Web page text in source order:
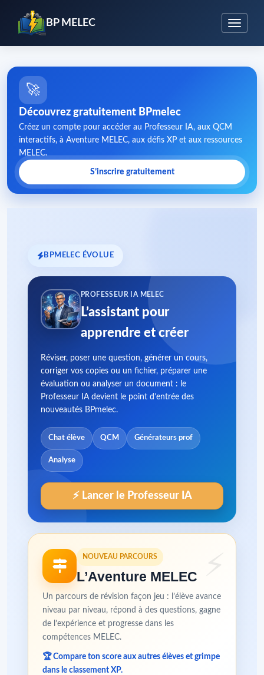
BP MELEC
🚀
Découvrez gratuitement BPmelec
Créez un compte pour accéder au Professeur IA, aux QCM
interactifs, à Aventure MELEC, aux défis XP et aux ressources
MELEC.
S’inscrire gratuitement
BPMELEC ÉVOLUE
PROFESSEUR IA MELEC
L’assistant pour
apprendre et créer
Réviser, poser une question, générer un cours,
corriger vos copies ou un fichier, préparer une
évaluation ou analyser un document : le
Professeur IA devient le point d’entrée des
nouveautés BPmelec.
Chat élève QCM Générateurs prof
Analyse
⚡ Lancer le Professeur IA
NOUVEAU PARCOURS
L’Aventure MELEC
Un parcours de révision façon jeu : l’élève avance
niveau par niveau, répond à des questions, gagne
de l’expérience et progresse dans les
compétences MELEC.
🏆 Compare ton score aux autres élèves et grimpe
dans le classement XP.